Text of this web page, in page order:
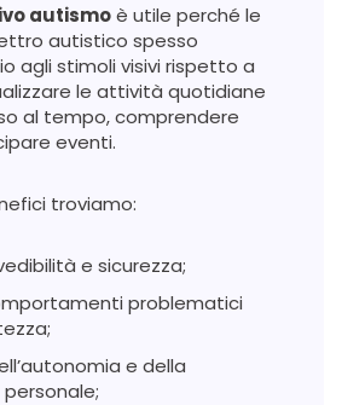
autismoè utile perché le
autistico spesso
agli stimoli visivi rispetto a
le attività quotidiane
al tempo, comprendere
eventi.
troviamo:
e sicurezza;
problematici
e della